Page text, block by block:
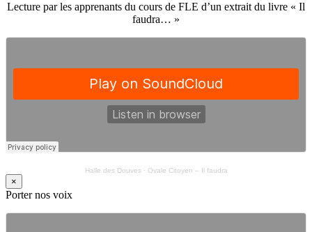
Lecture par les apprenants du cours de FLE d’un extrait du livre « Il
faudra… »
Halle des Douves· Ovale Citoyen – Il faudra
×
Porter nos voix